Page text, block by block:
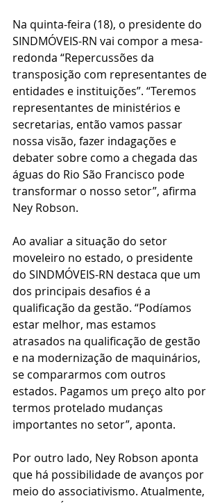
Na quinta-feira (18), o presidente do
SINDMÓVEIS-RN vai compor a mesa-
redonda “Repercussões da
transposição com representantes de
entidades e instituições”. “Teremos
representantes de ministérios e
secretarias, então vamos passar
nossa visão, fazer indagações e
debater sobre como a chegada das
águas do Rio São Francisco pode
transformar o nosso setor”, afirma
Ney Robson.
Ao avaliar a situação do setor
moveleiro no estado, o presidente
do SINDMÓVEIS-RN destaca que um
dos principais desafios é a
qualificação da gestão. “Podíamos
estar melhor, mas estamos
atrasados na qualificação de gestão
e na modernização de maquinários,
se compararmos com outros
estados. Pagamos um preço alto por
termos protelado mudanças
importantes no setor”, aponta.
Por outro lado, Ney Robson aponta
que há possibilidade de avanços por
meio do associativismo. Atualmente,